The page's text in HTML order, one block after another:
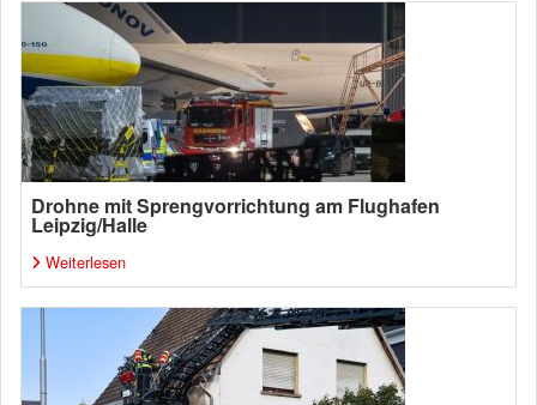
Drohne mit Sprengvorrichtung am Flughafen
Leipzig/Halle
Weiterlesen